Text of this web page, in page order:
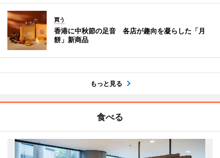
買う
香港に中秋節の足音 各店が趣向を凝らした「月
餅」新商品
もっと見る
食べる